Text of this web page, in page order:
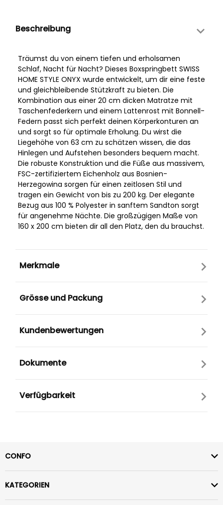
Beschreibung
Träumst du von einem tiefen und erholsamen
Schlaf, Nacht für Nacht? Dieses Boxspringbett SWISS
HOME STYLE ONYX wurde entwickelt, um dir eine feste
und gleichbleibende Stützkraft zu bieten. Die
Kombination aus einer 20 cm dicken Matratze mit
Taschenfederkern und einem Lattenrost mit Bonnell-
Federn passt sich perfekt deinen Körperkonturen an
und sorgt so für optimale Erholung. Du wirst die
Liegehöhe von 63 cm zu schätzen wissen, die das
Hinlegen und Aufstehen besonders bequem macht.
Die robuste Konstruktion und die Füße aus massivem,
FSC-zertifiziertem Eichenholz aus Bosnien-
Herzegowina sorgen für einen zeitlosen Stil und
tragen ein Gewicht von bis zu 200 kg. Der elegante
Bezug aus 100 % Polyester in sanftem Sandton sorgt
für angenehme Nächte. Die großzügigen Maße von
160 x 200 cm bieten dir all den Platz, den du brauchst.
Merkmale
Grösse und Packung
Kundenbewertungen
Dokumente
Verfügbarkeit
CONFO
KATEGORIEN